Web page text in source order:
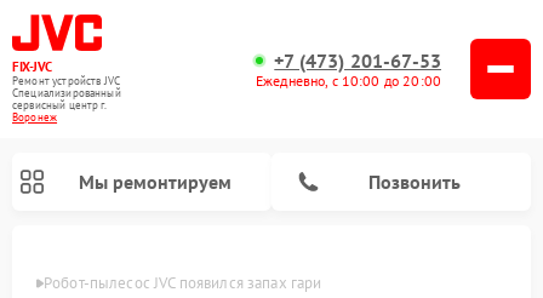
FIX-JVC
Ремонт устройств JVC
Специализированный
cервисный центр г.
Воронеж
+7 (473) 201-67-53
Ежедневно, с 10:00 до 20:00
Мы ремонтируем Позвонить
Робот-пылесос JVC появился запах гари